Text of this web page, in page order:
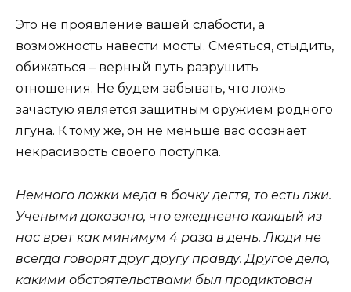
Это не проявление вашей слабости, а
возможность навести мосты. Смеяться, стыдить,
обижаться – верный путь разрушить
отношения. Не будем забывать, что ложь
зачастую является защитным оружием родного
лгуна. К тому же, он не меньше вас осознает
некрасивость своего поступка.
Немного ложки меда в бочку дегтя, то есть лжи.
Учеными доказано, что ежедневно каждый из
нас врет как минимум 4 раза в день. Люди не
всегда говорят друг другу правду. Другое дело,
какими обстоятельствами был продиктован